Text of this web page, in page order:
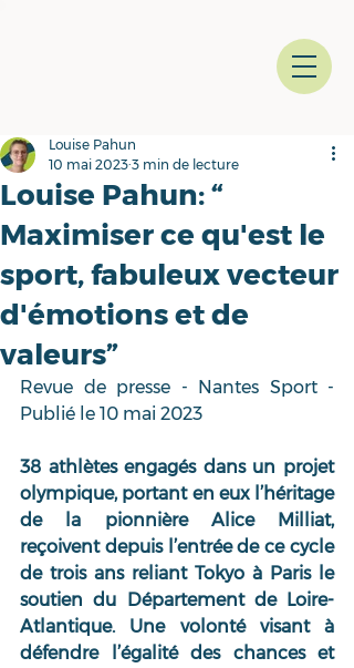
Louise Pahun: “
Maximiser ce qu'est le
sport, fabuleux vecteur
d'émotions et de
valeurs”
Louise Pahun
10 mai 2023 3 min de lecture
Revue de presse - Nantes Sport -
Publié le 10 mai 2023
38 athlètes engagés dans un projet
olympique, portant en eux l’héritage
de la pionnière Alice Milliat,
reçoivent depuis l’entrée de ce cycle
de trois ans reliant Tokyo à Paris le
soutien du Département de Loire-
Atlantique. Une volonté visant à
défendre l’égalité des chances et